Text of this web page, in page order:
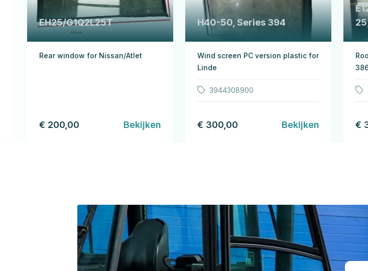
EH25/G1Q2L25T
Rear window for Nissan/Atlet
€ 200,00 Bekijken
H40-50, Series 394
Wind screen PC version plastic for
Linde
3944308900
€ 300,00 Bekijken €